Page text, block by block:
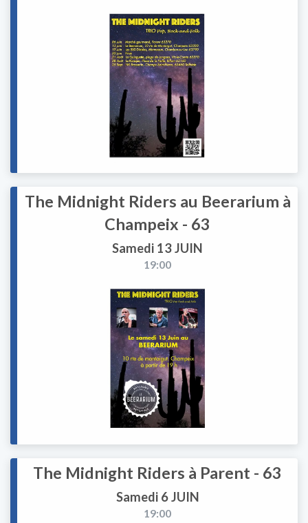
The Midnight Riders au Beerarium à
Champeix - 63
Samedi 13 JUIN
19:00
The Midnight Riders à Parent - 63
Samedi 6 JUIN
19:00